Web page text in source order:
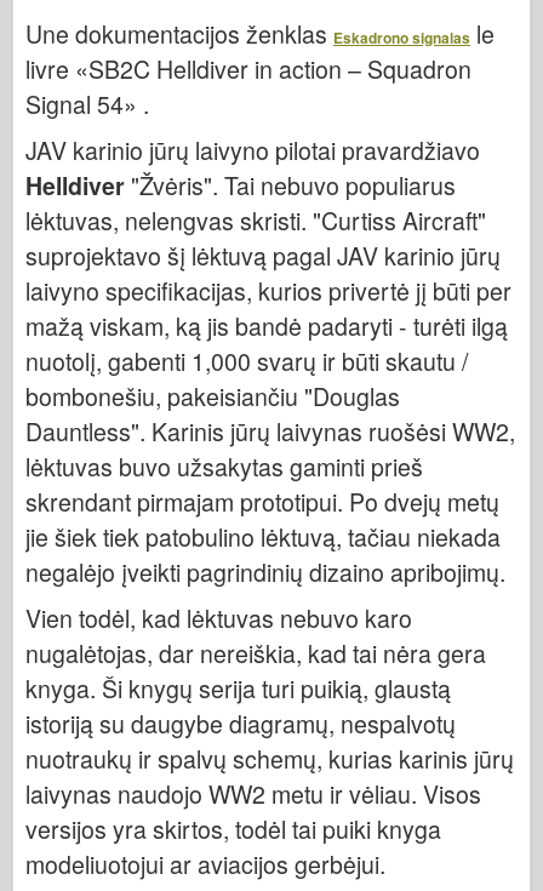
Kibernetinis hobis
Eduardas
Smulkios pelėsiai
Valoro pajėgos
Friulmodel
Hasegawa provincija
Heleris
HobbyBoss provincija
IBG modeliai
Tcm
Italeri
Legenda
Meng modelis
Tamiya
Trimitininkas
Zvezda
Albumai-Nuotraukos
Vaikščioti aplink
Une dokumentacijos ženklas Eskadrono signalas le
livre «SB2C Helldiver in action – Squadron
Signal 54» .
JAV karinio jūrų laivyno pilotai pravardžiavo
Helldiver "Žvėris". Tai nebuvo populiarus
lėktuvas, nelengvas skristi. "Curtiss Aircraft"
suprojektavo šį lėktuvą pagal JAV karinio jūrų
laivyno specifikacijas, kurios privertė jį būti per
mažą viskam, ką jis bandė padaryti - turėti ilgą
nuotolį, gabenti 1,000 svarų ir būti skautu /
bombonešiu, pakeisiančiu "Douglas
Dauntless". Karinis jūrų laivynas ruošėsi WW2,
lėktuvas buvo užsakytas gaminti prieš
skrendant pirmajam prototipui. Po dvejų metų
jie šiek tiek patobulino lėktuvą, tačiau niekada
negalėjo įveikti pagrindinių dizaino apribojimų.
Vien todėl, kad lėktuvas nebuvo karo
nugalėtojas, dar nereiškia, kad tai nėra gera
knyga. Ši knygų serija turi puikią, glaustą
istoriją su daugybe diagramų, nespalvotų
nuotraukų ir spalvų schemų, kurias karinis jūrų
laivynas naudojo WW2 metu ir vėliau. Visos
versijos yra skirtos, todėl tai puiki knyga
modeliuotojui ar aviacijos gerbėjui.